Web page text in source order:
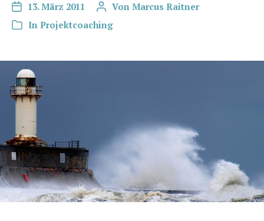
13. März 2011 Von Marcus Raitner
In Projektcoaching